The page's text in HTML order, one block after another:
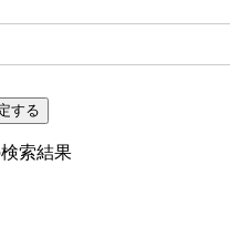
する
索結果